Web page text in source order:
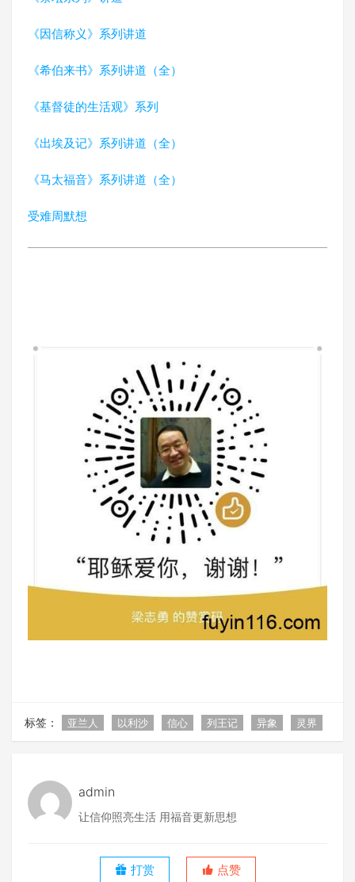
《因信称义》系列讲道
《希伯来书》系列讲道（全）
《基督徒的生活观》系列
《出埃及记》系列讲道（全）
《马太福音》系列讲道（全）
受难周默想
标签： 亚兰人 以利沙 信心 列王记 异象 灵界
admin
让信仰照亮生活 用福音更新思想
打赏 点赞